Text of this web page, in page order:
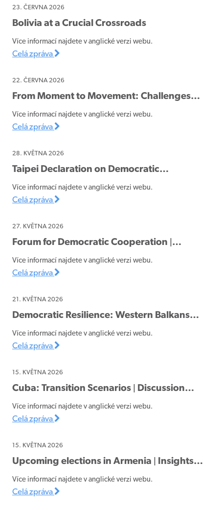
23. ČERVNA 2026
Bolivia at a Crucial Crossroads
Více informací najdete v anglické verzi webu.
Celá zpráva
22. ČERVNA 2026
From Moment to Movement: Challenges…
Více informací najdete v anglické verzi webu.
Celá zpráva
28. KVĚTNA 2026
Taipei Declaration on Democratic…
Více informací najdete v anglické verzi webu.
Celá zpráva
27. KVĚTNA 2026
Forum for Democratic Cooperation |…
Více informací najdete v anglické verzi webu.
Celá zpráva
21. KVĚTNA 2026
Democratic Resilience: Western Balkans…
Více informací najdete v anglické verzi webu.
Celá zpráva
15. KVĚTNA 2026
Cuba: Transition Scenarios | Discussion…
Více informací najdete v anglické verzi webu.
Celá zpráva
15. KVĚTNA 2026
Upcoming elections in Armenia | Insights…
Více informací najdete v anglické verzi webu.
Celá zpráva